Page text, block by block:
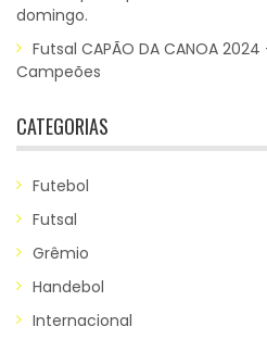
domingo.
Futsal CAPÃO DA CANOA
Campeões
CATEGORIAS
Futebol
Futsal
Grêmio
Handebol
Internacional